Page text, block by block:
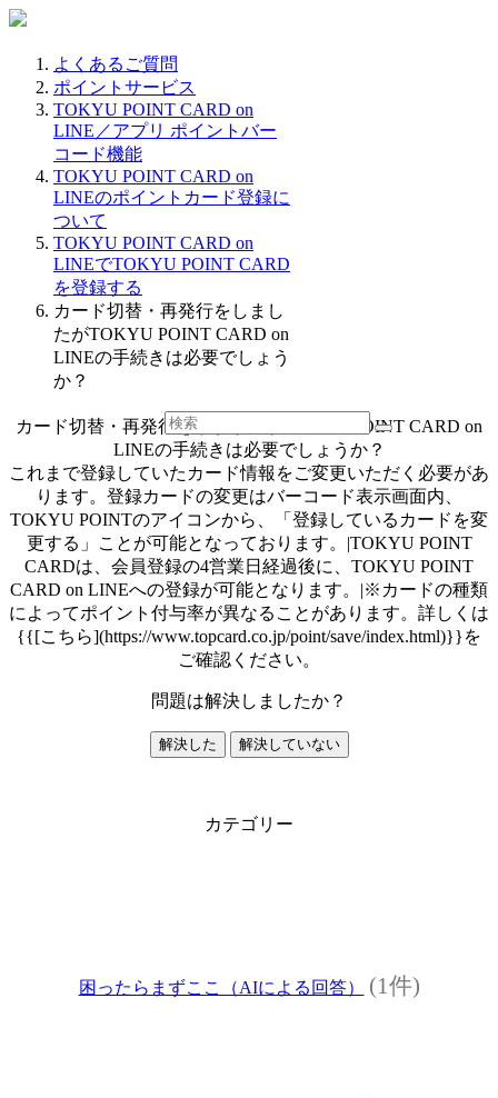
よくあるご質問
ポイントサービス
TOKYU POINT CARD on
LINE／アプリ ポイントバー
コード機能
TOKYU POINT CARD on
LINEのポイントカード登録に
ついて
TOKYU POINT CARD on
LINEでTOKYU POINT CARD
を登録する
カード切替・再発行をしまし
たがTOKYU POINT CARD on
LINEの手続きは必要でしょう
か？
カード切替・再発行をしましたがTOKYU POINT CARD on
LINEの手続きは必要でしょうか？
これまで登録していたカード情報をご変更いただく必要があ
ります。登録カードの変更はバーコード表示画面内、
TOKYU POINTのアイコンから、「登録しているカードを変
更する」ことが可能となっております。|TOKYU POINT
CARDは、会員登録の4営業日経過後に、TOKYU POINT
CARD on LINEへの登録が可能となります。|※カードの種類
によってポイント付与率が異なることがあります。詳しくは
{{[こちら](https://www.topcard.co.jp/point/save/index.html)}}を
ご確認ください。
問題は解決しましたか？
解決した 解決していない
カテゴリー
困ったらまずここ（AIによる回答） (1件)